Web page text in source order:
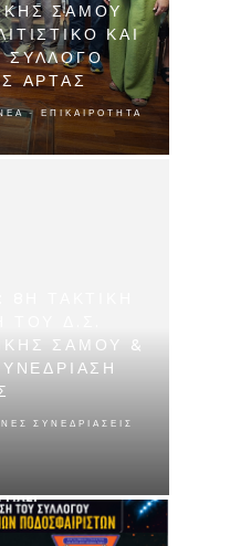
ΣΑΜΟΥ
ΚΑΙ
ΣΥΛΛΟΓΟ
ΑΡΤΑΣ
- ΕΠΙΚΑΙΡΌΤΗΤΑ
ΣΆΜΟΥ &
ΣΥΝΕΔΡΙΆΣΕΙΣ